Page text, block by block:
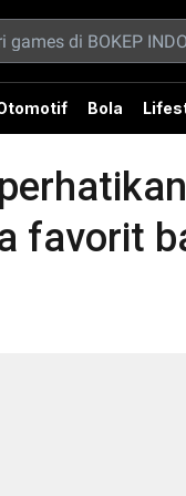
Bola
favorit